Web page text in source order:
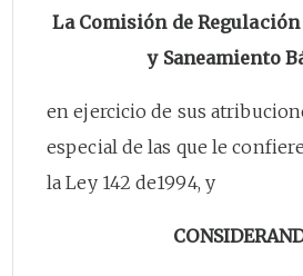
La Comisión de Regulación
y Saneamiento
en ejercicio de sus
especial de las que le
la Ley 142 de1994, y